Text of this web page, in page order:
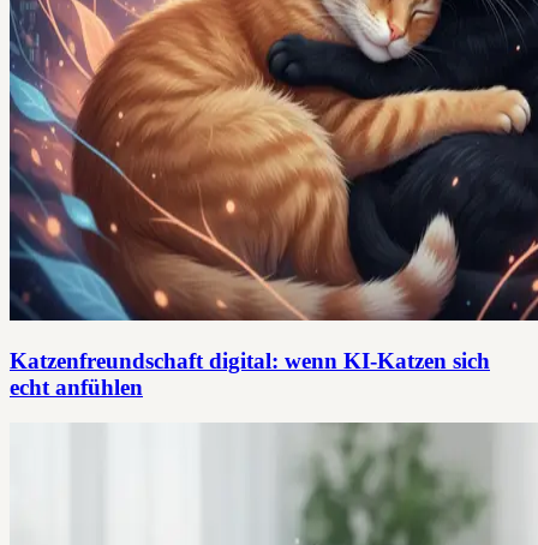
Katzenfreundschaft digital: wenn KI-Katzen sich
echt anfühlen